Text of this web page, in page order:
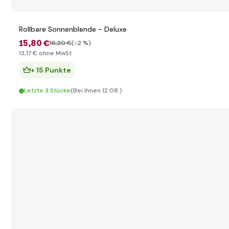
Rollbare Sonnenblende - Deluxe
15,80 €16,20 €(-2 %)
13,17 € ohne MwSt
+ 15 Punkte
Letzte 3 Stücke(Bei Ihnen 12.08.)